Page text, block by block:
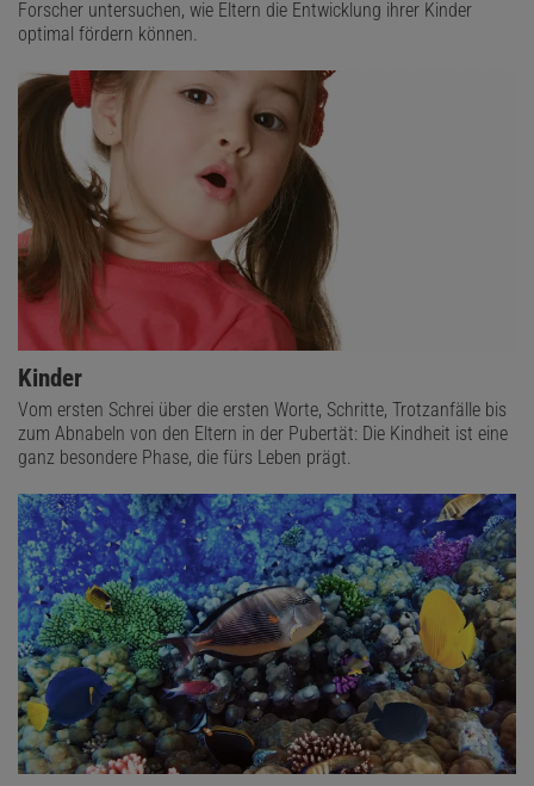
Forscher untersuchen, wie Eltern die Entwicklung ihrer Kinder
optimal fördern können.
Kinder
Vom ersten Schrei über die ersten Worte, Schritte, Trotzanfälle bis
zum Abnabeln von den Eltern in der Pubertät: Die Kindheit ist eine
ganz besondere Phase, die fürs Leben prägt.